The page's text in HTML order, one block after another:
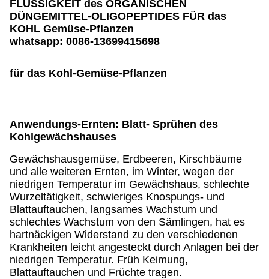
FLÜSSIGKEIT des ORGANISCHEN
DÜNGEMITTEL-OLIGOPEPTIDES FÜR das
KOHL Gemüse-Pflanzen
whatsapp: 0086-13699415698
für das Kohl-Gemüse-Pflanzen
Anwendungs-Ernten: Blatt- Sprühen des
Kohlgewächshauses
Gewächshausgemüse, Erdbeeren, Kirschbäume
und alle weiteren Ernten, im Winter, wegen der
niedrigen Temperatur im Gewächshaus, schlechte
Wurzeltätigkeit, schwieriges Knospungs- und
Blattauftauchen, langsames Wachstum und
schlechtes Wachstum von den Sämlingen, hat es
hartnäckigen Widerstand zu den verschiedenen
Krankheiten leicht angesteckt durch Anlagen bei der
niedrigen Temperatur. Früh Keimung,
Blattauftauchen und Früchte tragen.